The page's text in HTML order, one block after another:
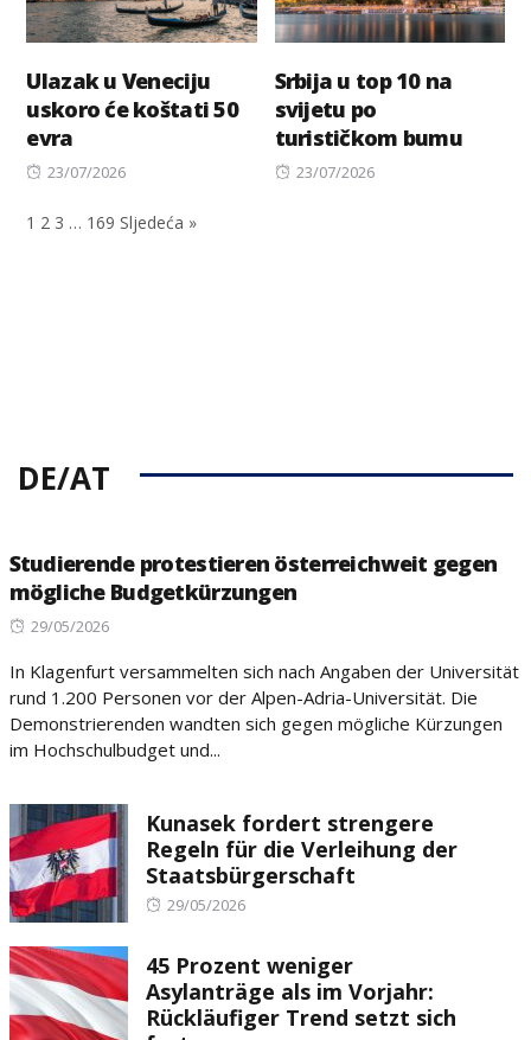
Ulazak u Veneciju
uskoro će koštati 50
evra
Posted
23/07/2026
Srbija u top 10 na
svijetu po
turističkom bumu
Posted
23/07/2026
1 2 3 … 169 Sljedeća »
DE/AT
Studierende protestieren österreichweit gegen
mögliche Budgetkürzungen
Posted
29/05/2026
In Klagenfurt versammelten sich nach Angaben der Universität
rund 1.200 Personen vor der Alpen-Adria-Universität. Die
Demonstrierenden wandten sich gegen mögliche Kürzungen
im Hochschulbudget und...
Kunasek fordert strengere
Regeln für die Verleihung der
Staatsbürgerschaft
Posted
29/05/2026
45 Prozent weniger
Asylanträge als im Vorjahr:
Rückläufiger Trend setzt sich